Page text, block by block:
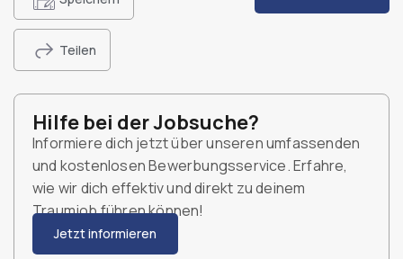
Teilen
Hilfe bei der Jobsuche?
Informiere dich jetzt über unseren umfassenden
und kostenlosen Bewerbungsservice. Erfahre,
wie wir dich effektiv und direkt zu deinem
Traumjob führen können!
Jetzt informieren